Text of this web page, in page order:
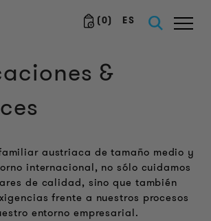
(0) ES
&
austriaca de tamaño medio y
internacional, no sólo cuidamos
de calidad, sino que también
frente a nuestros procesos
entorno empresarial.